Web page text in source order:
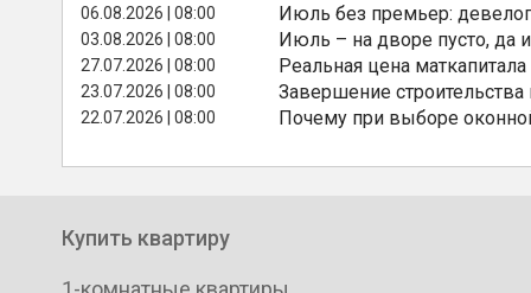
06.08.2026 | 08:00 Июль без премьер:
03.08.2026 | 08:00 Июль – на дворе пусто, да
27.07.2026 | 08:00 Реальная цена
23.07.2026 | 08:00 Завершение
22.07.2026 | 08:00 Почему при выборе
Купить квартиру